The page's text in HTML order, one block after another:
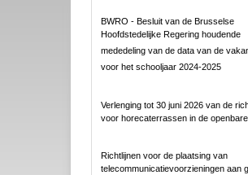
BWRO - Besluit van de Brusselse
Hoofdstedelijke Regering houdende
mededeling van de data van de
voor het schooljaar 2024-2025
Verlenging tot 30 juni 2026 van de
voor horecaterrassen in de
Richtlijnen voor de plaatsing van
telecommunicatievoorzieningen aan